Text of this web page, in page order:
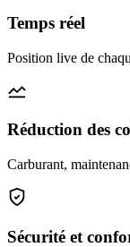
Temps réel
Position live de
Réduction des
Carburant,
Sécurité et